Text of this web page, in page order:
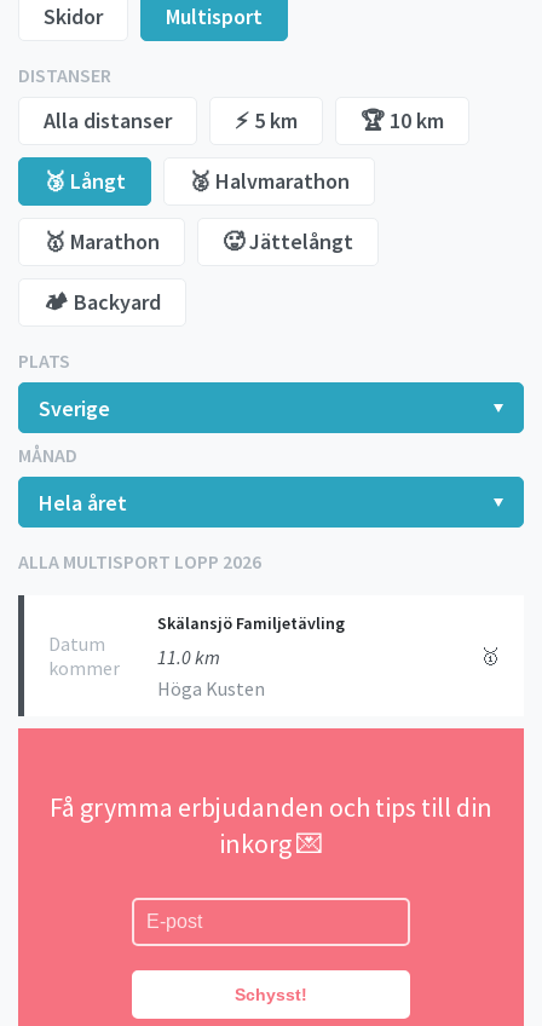
Skidor Multisport
DISTANSER
Alla distanser ⚡️ 5 km 🏆 10 km
🥉 Långt 🥈 Halvmarathon
🥇 Marathon 🥵 Jättelångt
🏕️ Backyard
PLATS
MÅNAD
ALLA MULTISPORT LOPP 2026
Datum
kommer
Skälansjö Familjetävling
11.0 km
Höga Kusten
🥇
Få grymma erbjudanden och tips till din
inkorg 💌
Schysst!